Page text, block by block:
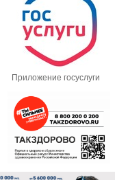
Приложение госуслуги